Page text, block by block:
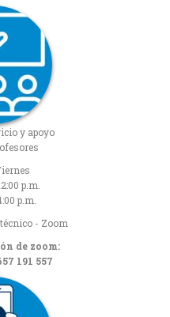
y apoyo
p.m.
p.m.
- Zoom
de zoom:
191 557